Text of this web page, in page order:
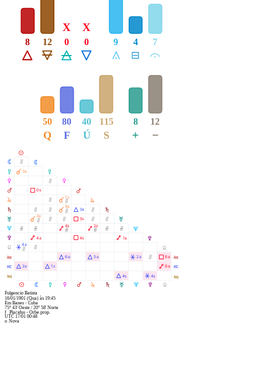
Á
8
Ë
12
Ô
0
X
Ê
0
X
Å
9
É
4
Ă
7
Q
50
F
80
Ú
40
S
115
+
8
−
12
M
M
N
N
N
O
O
O
P
P
P
Q
Q
Q
R
R
R
S
S
S
T
T
T
U
U
U
V
V
V
Y
Y
Y
W
W
X
X
l
l
Ò
À 3a
Ó
Â Ò
4a
Á 2a
Ã 0s
Ò
À Ò
3a
Ó
Ä 4a
Ò
Ò
Ò
Ò
Ò
Á 1s
À Ò
1s
À Ò
9a
Ò
ÄÓ
4s
Á 6a
Á 3a
Ã 3s
Ã 4s
Ò
Ò
ÄÓ
2s
Á 5a
Ò
Ó
Ó
Ä 1a
Á 4s
Â 2a
Â 4s
Ò Ã 6a
Ä 6a
Fulgencio Batista
16/01/1901 (Qua) às 19:45
EmBanes - Cuba
75° 43' Oeste /20° 58' Norte
f Placidus - Orbe prop.
UTC 17/01 00:48
Nova
o